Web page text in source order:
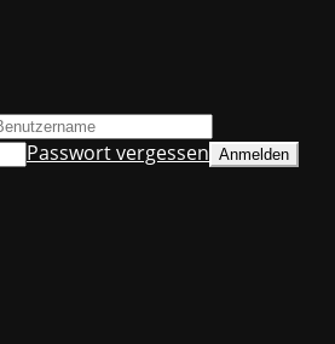
Passwort vergessen